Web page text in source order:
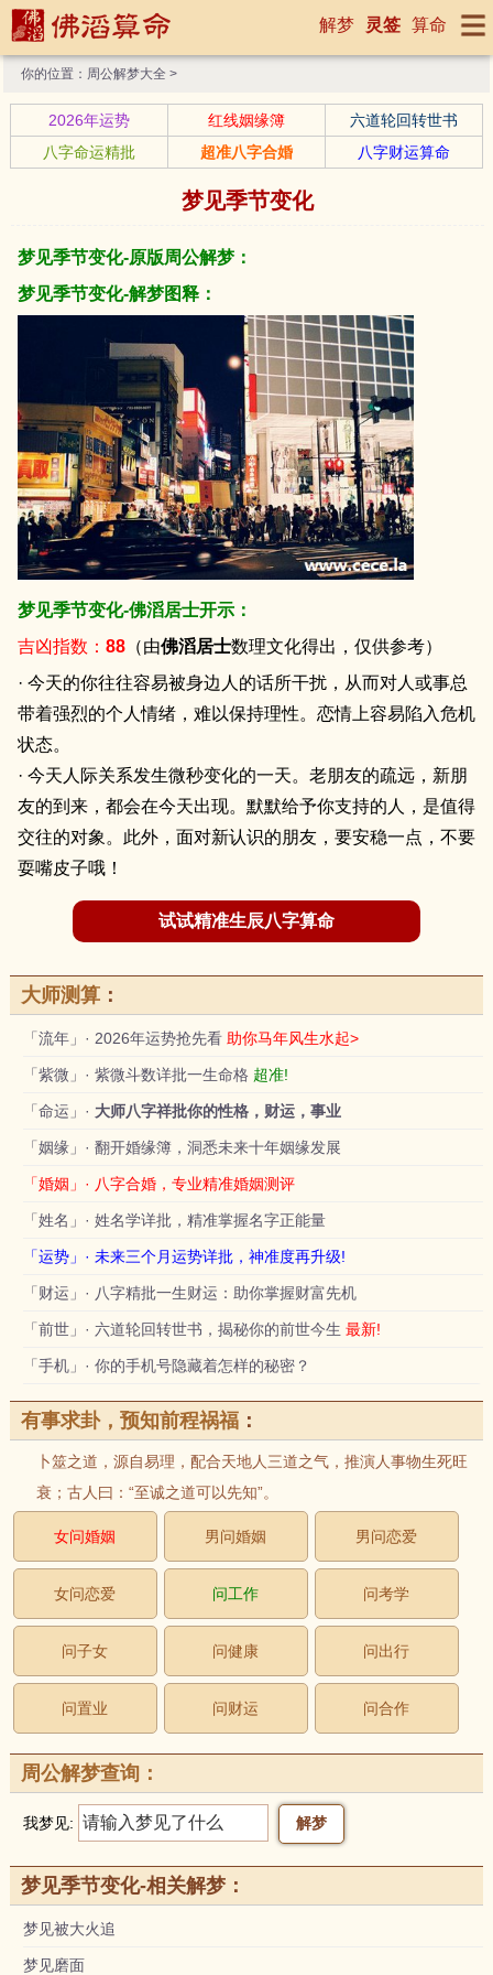
解梦 灵签 算命
你的位置： 周公解梦大全 >
2026年运势 红线姻缘簿
六道轮回转世书
八字命运精批
超准八字合婚 八字财运算命
梦见季节变化
梦见季节变化-原版周公解梦：
梦见季节变化-解梦图释：
梦见季节变化-佛滔居士开示：
吉凶指数： 88 （由佛滔居士数理文化得出，仅供参考）
· 今天的你往往容易被身边人的话所干扰，从而对人或事总
带着强烈的个人情绪，难以保持理性。恋情上容易陷入危机
状态。
· 今天人际关系发生微秒变化的一天。老朋友的疏远，新朋
友的到来，都会在今天出现。默默给予你支持的人，是值得
交往的对象。此外，面对新认识的朋友，要安稳一点，不要
耍嘴皮子哦！
试试精准生辰八字算命
大师测算：
「流年」· 2026年运势抢先看 助你马年风生水起>
「紫微」· 紫微斗数详批一生命格 超准!
「命运」· 大师八字祥批你的性格，财运，事业
「姻缘」· 翻开婚缘簿，洞悉未来十年姻缘发展
「婚姻」· 八字合婚，专业精准婚姻测评
「姓名」· 姓名学详批，精准掌握名字正能量
「运势」· 未来三个月运势详批，神准度再升级!
「财运」· 八字精批一生财运：助你掌握财富先机
「前世」· 六道轮回转世书，揭秘你的前世今生 最新!
「手机」· 你的手机号隐藏着怎样的秘密？
有事求卦，预知前程祸福：
卜筮之道，源自易理，配合天地人三道之气，推演人事物生死旺
衰；古人曰：“至诚之道可以先知”。
女问婚姻 男问婚姻 男问恋爱
女问恋爱 问工作 问考学
问子女 问健康 问出行
问置业 问财运 问合作
周公解梦查询：
我梦见:
梦见季节变化-相关解梦：
梦见被大火追
梦见磨面